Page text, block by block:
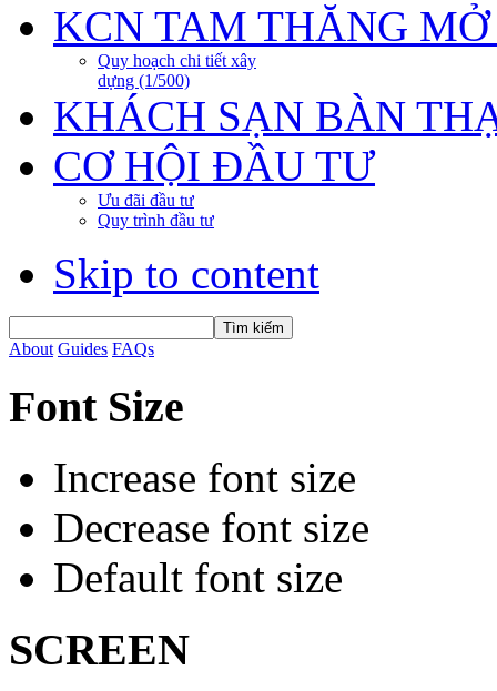
KCN TAM THĂNG MỞ
Quy hoạch chi tiết xây
dựng (1/500)
KHÁCH SẠN BÀN
CƠ HỘI ĐẦU TƯ
Ưu đãi đầu tư
Quy trình đầu tư
Skip to content
About Guides FAQs
Font Size
Increase font size
Decrease font size
Default font size
SCREEN